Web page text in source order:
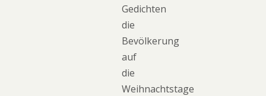
Gedichten
die
Bevölkerung
auf
die
Weihnachtstage